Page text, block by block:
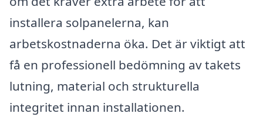
installera solpanelerna, kan
arbetskostnaderna öka. Det är viktigt att
få en professionell bedömning av takets
lutning, material och strukturella
integritet innan installationen.